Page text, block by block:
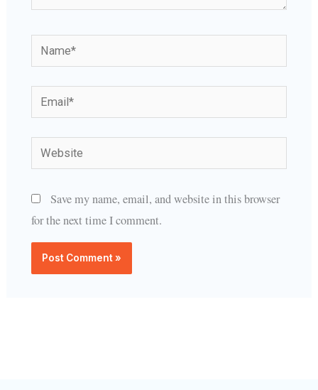
Name*
Email*
Website
Save my name, email, and website in this browser
for the next time I comment.